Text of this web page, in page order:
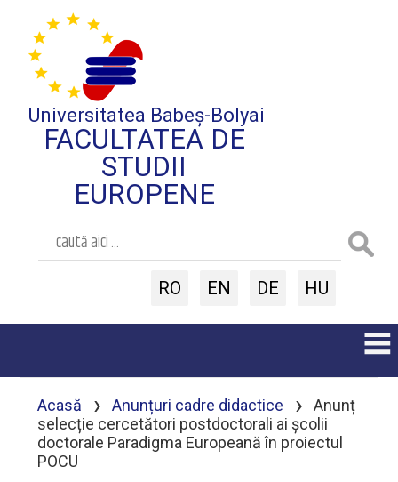
Universitatea Babeș-Bolyai
FACULTATEA DE
STUDII
EUROPENE
RO EN DE HU
Acasă › Anunțuri cadre didactice ›
Anunț
selecție cercetători postdoctorali ai școlii
doctorale Paradigma Europeană în proiectul
POCU